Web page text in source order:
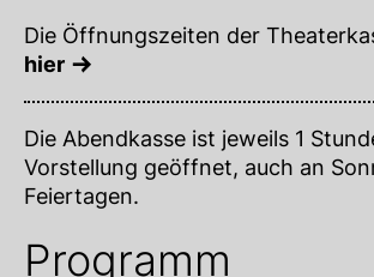
Die Öffnungszeiten der
hier
Die Abendkasse ist jeweils 1
Vorstellung geöffnet, auch an
Feiertagen.
Programm